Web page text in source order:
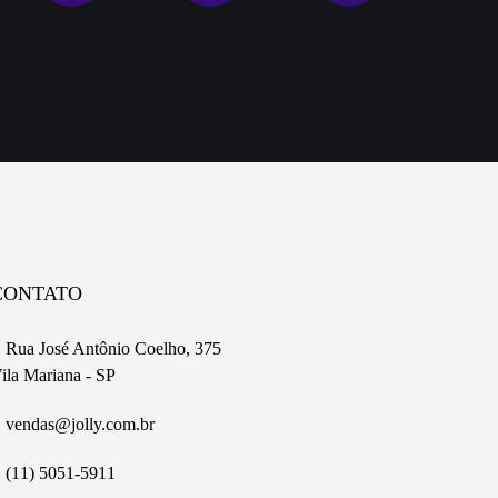
Rua José Antônio Coelho, 375
Mariana - SP
vendas@jolly.com.br
(11) 5051-5911